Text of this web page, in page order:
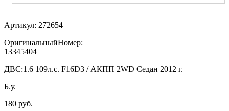
Артикул: 272654
ОригинальныйНомер:
13345404
ДВС:1.6 109л.с. F16D3 / АКПП 2WD Седан 2012 г.
Б.у.
180 руб.